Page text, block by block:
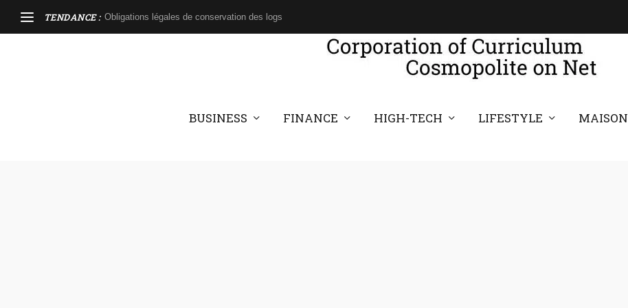
TENDANCE : Obligations légales de conservation des logs
BUSINESS FINANCE HIGH-TECH LIFESTYLE MAISON